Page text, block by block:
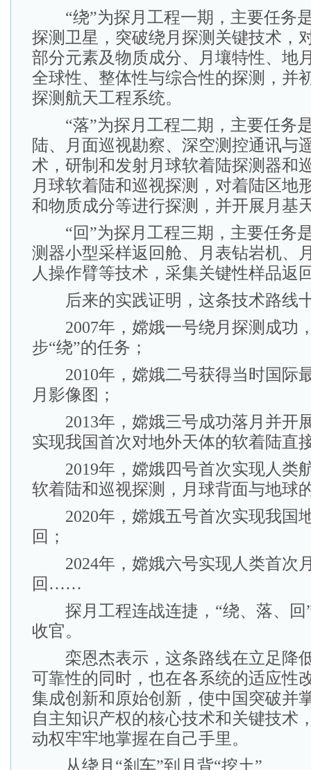
“绕”为探月工程一期，主要任务
探测卫星，突破绕月探测关键技术，
部分元素及物质成分、月壤特性、地
全球性、整体性与综合性的探测，并
探测航天工程系统。
“落”为探月工程二期，主要任务
陆、月面巡视勘察、深空测控通讯与
术，研制和发射月球软着陆探测器和
月球软着陆和巡视探测，对着陆区地
和物质成分等进行探测，并开展月基
“回”为探月工程三期，主要任务
测器小型采样返回舱、月表钻岩机、
人操作臂等技术，采集关键性样品返
后来的实践证明，这条技术路线
2007年，嫦娥一号绕月探测成功
步“绕”的任务；
2010年，嫦娥二号获得当时国际
月影像图；
2013年，嫦娥三号成功落月并开
实现我国首次对地外天体的软着陆直
2019年，嫦娥四号首次实现人类
软着陆和巡视探测，月球背面与地球
2020年，嫦娥五号首次实现我国
回；
2024年，嫦娥六号实现人类首次
回……
探月工程连战连捷，“绕、落、回
收官。
栾恩杰表示，这条路线在立足降
可靠性的同时，也在各系统的适应性
集成创新和原始创新，使中国突破并
自主知识产权的核心技术和关键技术
动权牢牢地掌握在自己手里。
从绕月“刹车”到月背“挖土”